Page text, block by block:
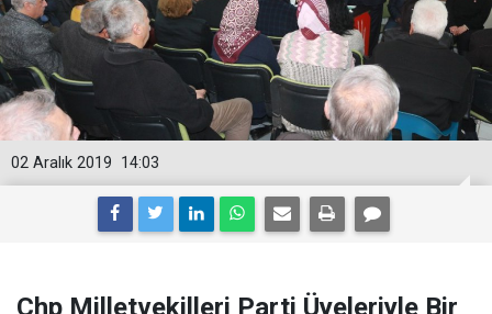
14:03
02 Aralık 2019
Chp Milletvekilleri Parti Üyeleriyle Bir